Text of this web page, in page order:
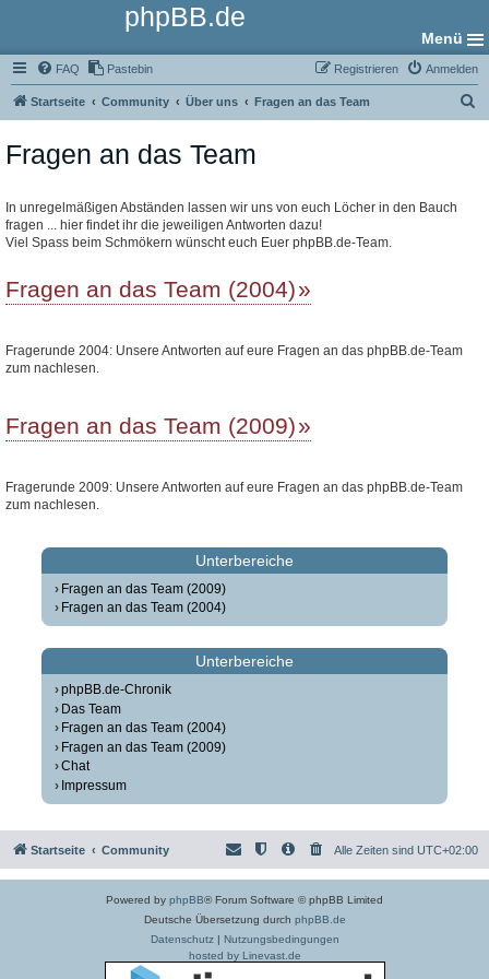
phpBB.de
Menü
FAQ Pastebin Anmelden
Registrieren
Startseite Community Über uns Fragen an das Team
Fragen an das Team
In unregelmäßigen Abständen lassen wir uns von euch Löcher in den Bauch
fragen ... hier findet ihr die jeweiligen Antworten dazu!
Viel Spass beim Schmökern wünscht euch Euer phpBB.de-Team.
Fragen an das Team (2004)
Fragerunde 2004: Unsere Antworten auf eure Fragen an das phpBB.de-Team
zum nachlesen.
Fragen an das Team (2009)
Fragerunde 2009: Unsere Antworten auf eure Fragen an das phpBB.de-Team
zum nachlesen.
Unterbereiche
Fragen an das Team (2009)
Fragen an das Team (2004)
Unterbereiche
phpBB.de-Chronik
Das Team
Fragen an das Team (2004)
Fragen an das Team (2009)
Chat
Impressum
Startseite Community Alle Zeiten sind UTC+02:00
Powered by phpBB® Forum Software © phpBB Limited
Deutsche Übersetzung durch phpBB.de
Datenschutz| Nutzungsbedingungen
hosted by Linevast.de